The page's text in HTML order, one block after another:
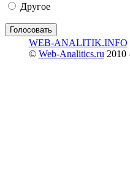
Другое
WEB-ANALITIK.INFO
© Web-Analitics.ru 2010